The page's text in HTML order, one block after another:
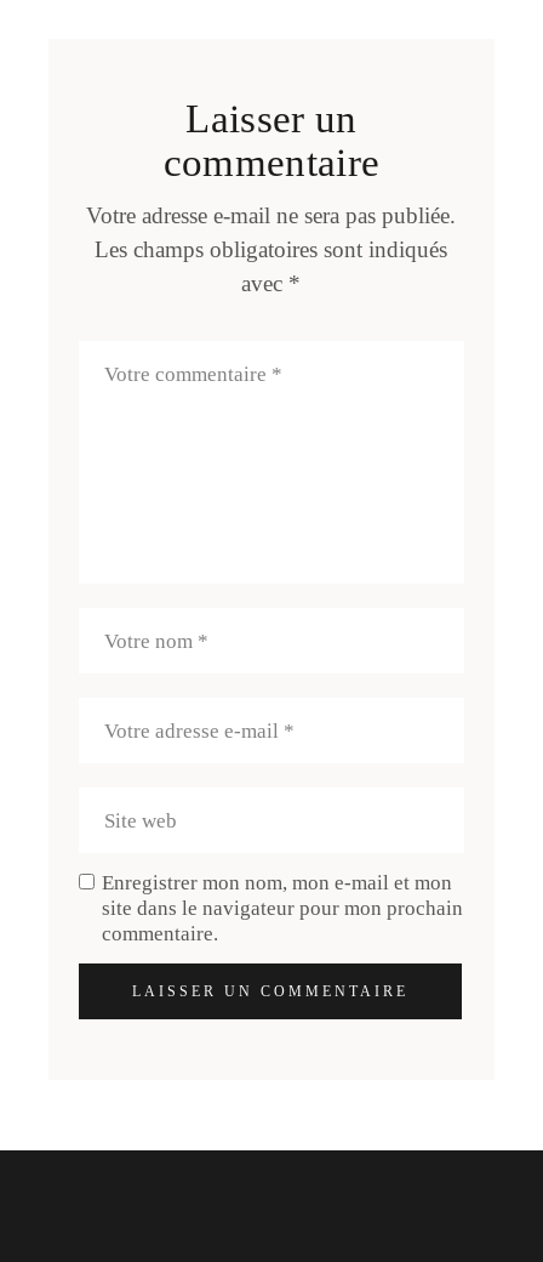
Laisser un
commentaire
Votre adresse e-mail ne sera pas publiée.
Les champs obligatoires sont indiqués
avec *
Enregistrer mon nom, mon e-mail et mon
site dans le navigateur pour mon prochain
commentaire.
LAISSER UN COMMENTAIRE